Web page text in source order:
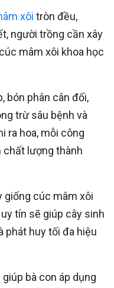
xôi tròn đều,
người trồng cần xây
mâm xôi khoa học
bón phân cân đối,
trừ sâu bệnh và
ra hoa, mỗi công
chất lượng thành
giống cúc mâm xôi
tín sẽ giúp cây sinh
phát huy tối đa hiệu
bà con áp dụng